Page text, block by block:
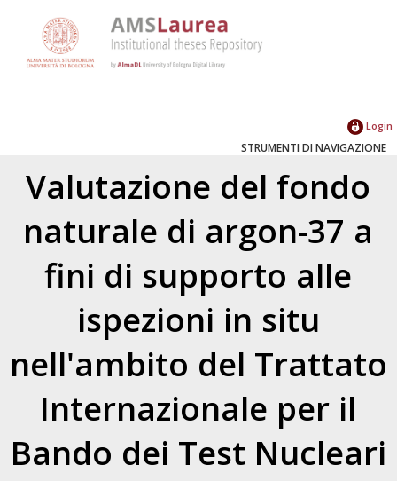
Login
STRUMENTI DI NAVIGAZIONE
Valutazione del fondo
naturale di argon-37 a
fini di supporto alle
ispezioni in situ
nell'ambito del Trattato
Internazionale per il
Bando dei Test Nucleari